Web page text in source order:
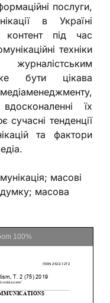
послуги,
в Україні
контент під час
техніки
бути цікава
їх
сучасні тенденції
та фактори
масові
масова
100%